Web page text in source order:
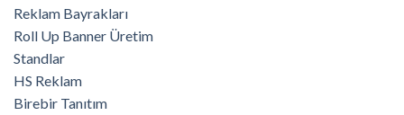
Reklam Bayrakları
Roll Up Banner Üretim
Standlar
HS Reklam
Birebir Tanıtım